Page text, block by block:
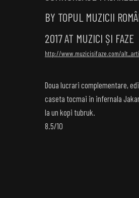
BY TOPUL MUZICII
2017 AT MUZICI ȘI FAZE
http://www.muzicisifaze.com/
Doua lucrari complementare,
caseta tocmai in infernala
la un kopi tubruk.
8.5/10